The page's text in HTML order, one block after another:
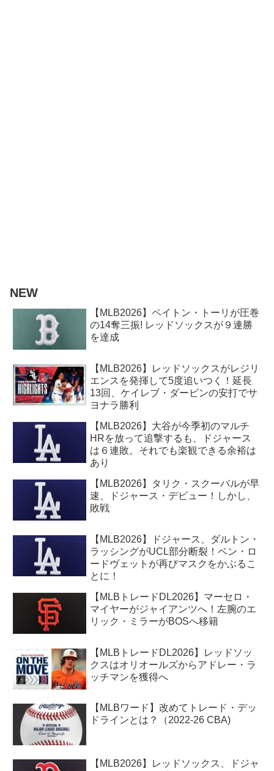
NEW
【MLB2026】ペイトン・トーリが圧巻
の14奪三振! レッドソックスが９連勝
を達成
【MLB2026】レッドソックスがレジリ
エンスを発揮して5度追いつく！延長
13回、ケイレブ・ダービンの安打でサ
ヨナラ勝利
【MLB2026】大谷が今季初のマルチ
HRを放って追撃するも、ドジャース
は６連敗。それでも楽観できる余裕は
あり
【MLB2026】タリク・スクーバルが早
速、ドジャース・デビュー！しかし、
敗戦
【MLB2026】ドジャース、ダルトン・
ラッシングがUCL部分断裂！ベン・ロ
ードヴェットが再びマスクをかぶるこ
とに！
【MLBトレードDL2026】マーセロ・
マイヤーがジャイアンツへ！左腕のエ
リック・ミラーがBOSへ移籍
【MLBトレードDL2026】レッドソッ
クスはオリオールズからアドレー・ラ
ッチマンを獲得へ
【MLBワード】改めてトレード・デッ
ドラインとは？（2022-26 CBA)
【MLB2026】レッドソックス、ドジャ